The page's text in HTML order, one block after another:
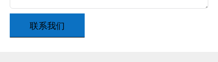
联系我们